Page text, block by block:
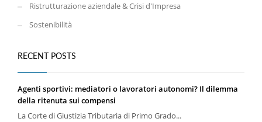
Ristrutturazione aziendale & Crisi d'Impresa
Sostenibilità
RECENT POSTS
Agenti sportivi: mediatori o lavoratori autonomi? Il dilemma
della ritenuta sui compensi
La Corte di Giustizia Tributaria di Primo Grado...